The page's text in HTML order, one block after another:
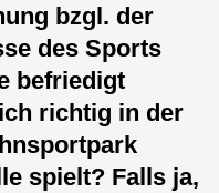
bzgl. der
des Sports
befriedigt
richtig in der
spielt? Falls ja,